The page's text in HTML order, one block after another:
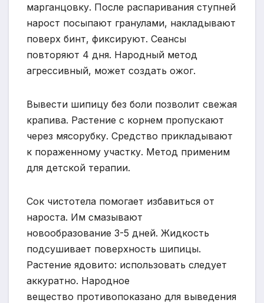
марганцовку. После распаривания ступней
нарост посыпают гранулами, накладывают
поверх бинт, фиксируют. Сеансы
повторяют 4 дня. Народный метод
агрессивный, может создать ожог.
Вывести шипицу без боли позволит свежая
крапива. Растение с корнем пропускают
через мясорубку. Средство прикладывают
к пораженному участку. Метод применим
для детской терапии.
Сок чистотела помогает избавиться от
нароста. Им смазывают
новообразование 3-5 дней. Жидкость
подсушивает поверхность шипицы.
Растение ядовито: использовать следует
аккуратно. Народное
вещество противопоказано для выведения